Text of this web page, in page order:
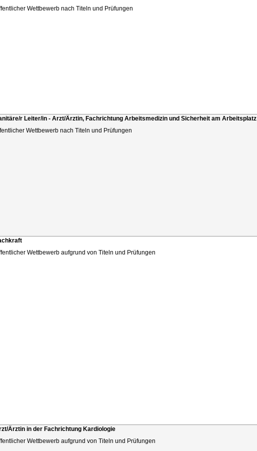
Wettbewerb nach Titeln und Prüfungen
r Leiter/in - Arzt/Ärztin, Fachrichtung Arbeitsmedizin und Sicherheit am Arbeitsplatz
Wettbewerb nach Titeln und Prüfungen
Wettbewerb aufgrund von Titeln und Prüfungen
Ärztin in der Fachrichtung Kardiologie
Wettbewerb aufgrund von Titeln und Prüfungen